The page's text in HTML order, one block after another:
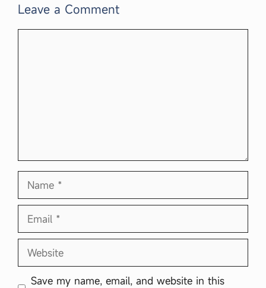
Leave a Comment
Name
Email
Website
Save my name, email, and website in this